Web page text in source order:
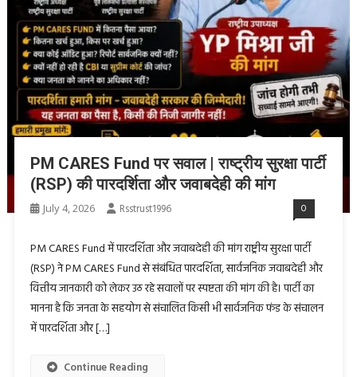
PM CARES Fund पर सवाल | राष्ट्रीय सुरक्षा पार्टी
(RSP) की पारदर्शिता और जवाबदेही की मांग
July 4, 2026 Rsstrust1996 0
PM CARES Fund में पारदर्शिता और जवाबदेही की मांग राष्ट्रीय सुरक्षा पार्टी
(RSP) ने PM CARES Fund से संबंधित पारदर्शिता, सार्वजनिक जवाबदेही और
वित्तीय जानकारी को लेकर उठ रहे सवालों पर स्पष्टता की मांग की है। पार्टी का
मानना है कि जनता के सहयोग से संचालित किसी भी सार्वजनिक फंड के संचालन
में पारदर्शिता और […]
Continue Reading